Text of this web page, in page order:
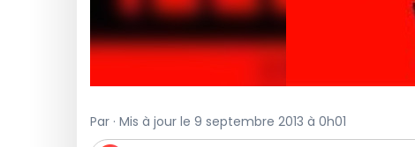
Par · Mis à jour le 9 septembre 2013 à 0h01